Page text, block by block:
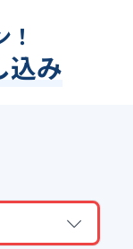
込み